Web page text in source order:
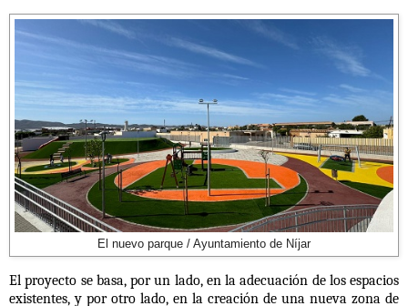
El nuevo parque / Ayuntamiento de Níjar
El proyecto se basa, por un lado, en la adecuación de los espacios
existentes, y por otro lado, en la creación de una nueva zona de